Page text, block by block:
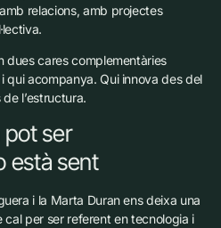
relacions, amb projectes
dues cares complementàries
qui acompanya. Qui innova des del
l’estructura.
pot ser
està sent
i la Marta Duran ens deixa una
per ser referent en tecnologia i